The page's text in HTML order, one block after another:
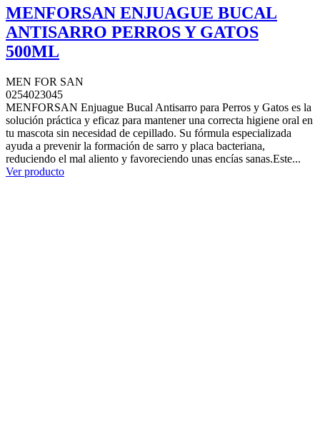
MENFORSAN ENJUAGUE BUCAL
ANTISARRO PERROS Y GATOS
500ML
MEN FOR SAN
0254023045
MENFORSAN Enjuague Bucal Antisarro para Perros y Gatos es la
solución práctica y eficaz para mantener una correcta higiene oral en
tu mascota sin necesidad de cepillado. Su fórmula especializada
ayuda a prevenir la formación de sarro y placa bacteriana,
reduciendo el mal aliento y favoreciendo unas encías sanas.Este...
Ver producto